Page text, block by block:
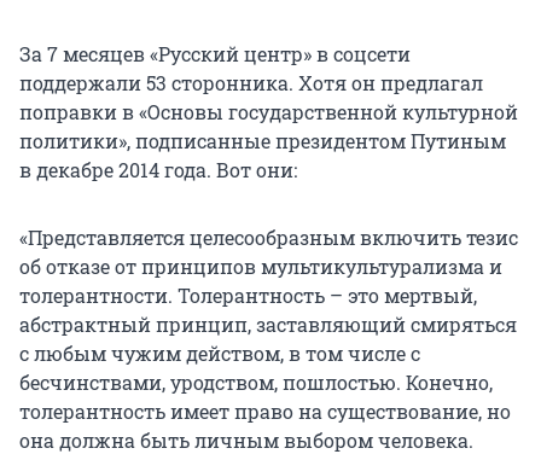
За 7 месяцев «Русский центр» в соцсети
поддержали 53 сторонника. Хотя он предлагал
поправки в «Основы государственной культурной
политики», подписанные президентом Путиным
в декабре 2014 года. Вот они:
«Представляется целесообразным включить тезис
об отказе от принципов мультикультурализма и
толерантности. Толерантность – это мертвый,
абстрактный принцип, заставляющий смиряться
с любым чужим действом, в том числе с
бесчинствами, уродством, пошлостью. Конечно,
толерантность имеет право на существование, но
она должна быть личным выбором человека.